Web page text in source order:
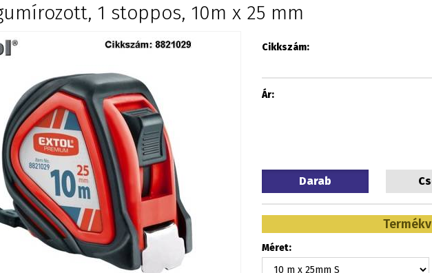
1 stoppos, 10m x 25 mm
Cikkszám:
Ár:
Darab
Méret: